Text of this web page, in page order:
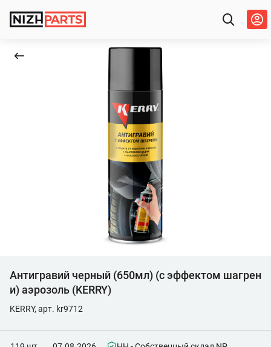
Антигравий черный (650мл) (с эффектом шагрен
и) аэрозоль (KERRY)
KERRY, арт. kr9712